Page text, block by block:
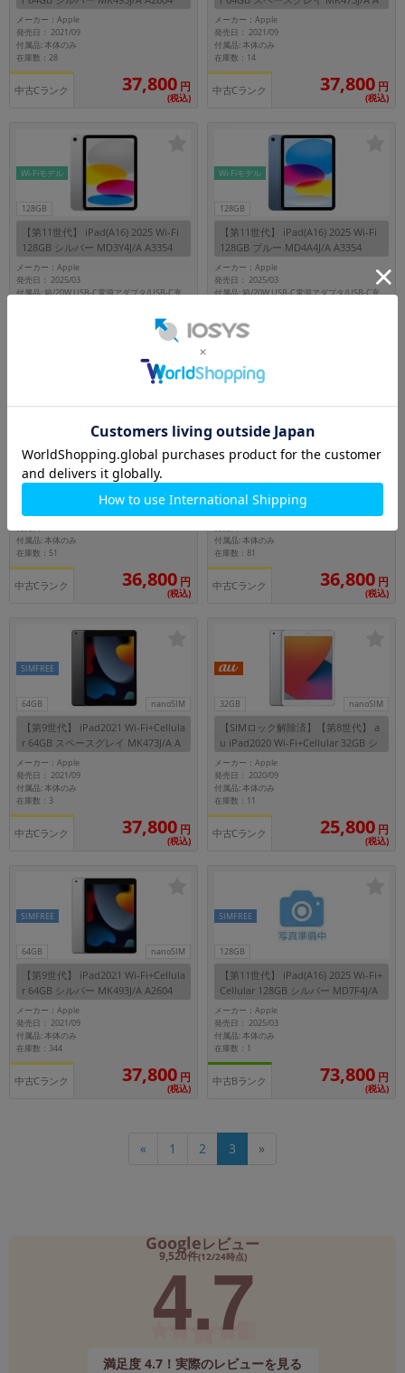
【docomo版SIMフリー】
メーカー：Apple
発売日： 2021/09
付属品: 本体のみ
在庫数：28
中古Cランク 37,800 円
(税込)
2604 【au版SIMフリー】
メーカー：Apple
発売日： 2021/09
付属品: 本体のみ
在庫数：14
中古Cランク 37,800 円
(税込)
128GB
Wi-Fiモデル
【第11世代】 iPad(A16) 2025 Wi-Fi
128GB シルバー MD3Y4J/A A3354
メーカー：Apple
発売日： 2025/03
付属品: 箱/20W USB-C電源アダプタ/USB-C充電ケーブル(1m)/マニュアル
69,800
(税込)
128GB
Wi-Fiモデル
【第11世代】 iPad(A16) 2025 Wi-Fi
128GB ブルー MD4A4J/A A3354
メーカー：Apple
発売日： 2025/03
付属品: 箱/20W USB-C電源アダプタ/USB-C充電ケーブル(1m)/マニュアル
未使用品
64GB
【第9世代】 iPad2021 Wi-Fi 64GB
スペースグレイ MK2K3J/A A2602
メーカー：Apple
付属品: 本体のみ
在庫数：51
中古Cランク 36,800 円
(税込)
64GB
【第9世代】 iPad2021 Wi-Fi 64GB
シルバー MK2L3J/A A2602
メーカー：Apple
付属品: 本体のみ
在庫数：81
中古Cランク 36,800 円
(税込)
64GB nanoSIM
SIMFREE
【第9世代】 iPad2021 Wi-Fi+Cellula
r 64GB スペースグレイ MK473J/A A
2604 【SoftBank版SIMフリー】
メーカー：Apple
発売日： 2021/09
付属品: 本体のみ
在庫数：3
中古Cランク 37,800 円
(税込)
32GB nanoSIM
【SIMロック解除済】【第8世代】 a
u iPad2020 Wi-Fi+Cellular 32GB シ
ルバー MYMJ2J/A A2429
メーカー：Apple
発売日： 2020/09
付属品: 本体のみ
在庫数：11
中古Cランク 25,800 円
(税込)
64GB nanoSIM
SIMFREE
【第9世代】 iPad2021 Wi-Fi+Cellula
r 64GB シルバー MK493J/A A2604
【au版SIMフリー】
メーカー：Apple
発売日： 2021/09
付属品: 本体のみ
在庫数：344
中古Cランク 37,800 円
(税込)
128GB
SIMFREE
【第11世代】 iPad(A16) 2025 Wi-Fi+
Cellular 128GB シルバー MD7F4J/A
A3355 【au版SIMフリー】
メーカー：Apple
発売日： 2025/03
付属品: 本体のみ
在庫数：1
中古Bランク 73,800 円
(税込)
« 1 2 3 »
Googleレビュー
9,520件(12/24時点)
4.7
満足度 4.7！実際のレビューを見る